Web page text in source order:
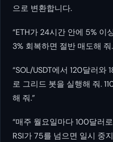
으로 변환합니다.
“ETH가 24시간 안에 5% 이
3% 회복하면 절반 매도해 줘
“SOL/USDT에서 120달러
로 그리드 봇을 실행해 줘.
해 줘.”
“매주 월요일마다 100달러
RSI가 75를 넘으면 일시 중